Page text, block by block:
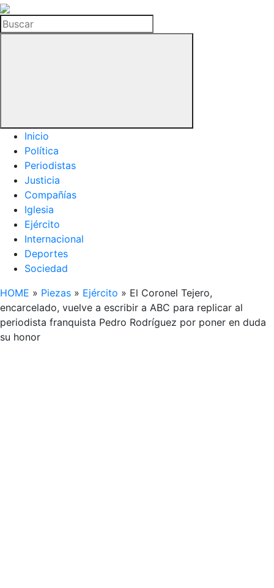
La
Hemeroteca
del
Buscar
Inicio
Política
Periodistas
Justicia
Compañías
Iglesia
Ejército
Internacional
Deportes
Sociedad
HOME » Piezas » Ejército » El Coronel Tejero,
encarcelado, vuelve a escribir a ABC para replicar al
periodista franquista Pedro Rodríguez por poner en duda
su honor